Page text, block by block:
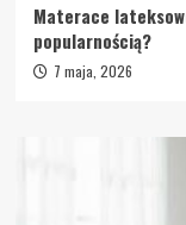
Materace
popularnością?
7 maja, 2026